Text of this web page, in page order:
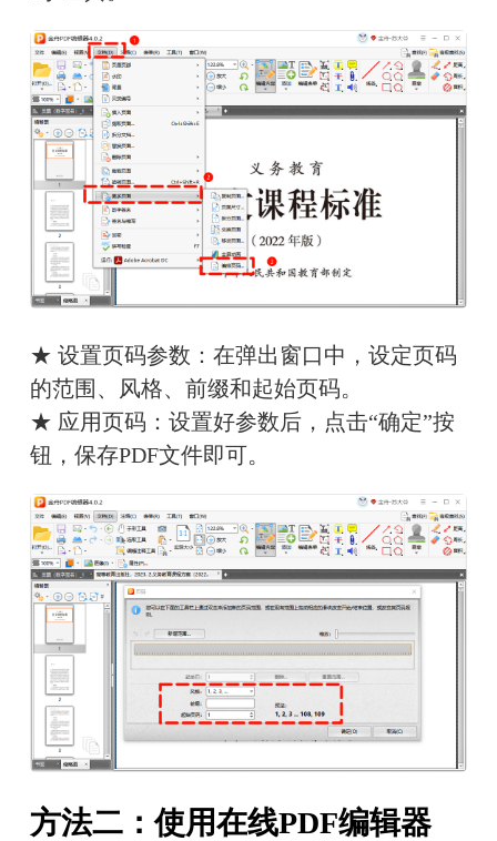
★ 设置页码参数：在弹出窗口中，设定页码
的范围、风格、前缀和起始页码。
★ 应用页码：设置好参数后，点击“确定”按
钮，保存PDF文件即可。
方法二：使用在线PDF编辑器